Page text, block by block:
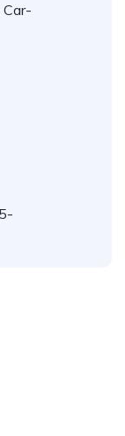
Car-